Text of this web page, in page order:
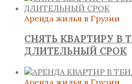
Аренда жилья в Грузии
СНЯТЬ КВАРТИРУ В
ДЛИТЕЛЬНЫЙ СРОК